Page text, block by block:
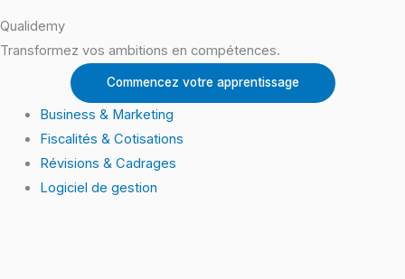
Qualidemy
Transformez vos ambitions en compétences.
Commencez votre apprentissage
Business & Marketing
Fiscalités & Cotisations
Révisions & Cadrages
Logiciel de gestion